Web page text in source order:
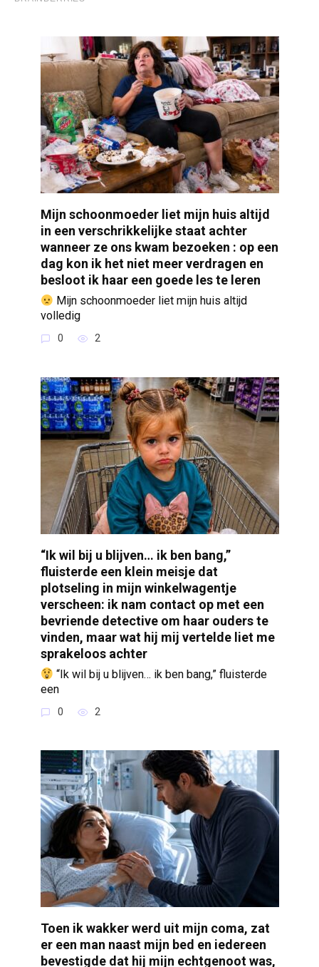
Mijn schoonmoeder liet mijn huis altijd
in een verschrikkelijke staat achter
wanneer ze ons kwam bezoeken : op een
dag kon ik het niet meer verdragen en
besloot ik haar een goede les te leren
Mijn schoonmoeder liet mijn huis altijd
volledig
0 2
“Ik wil bij u blijven… ik ben bang,”
fluisterde een klein meisje dat
plotseling in mijn winkelwagentje
verscheen: ik nam contact op met een
bevriende detective om haar ouders te
vinden, maar wat hij mij vertelde liet me
sprakeloos achter
“Ik wil bij u blijven… ik ben bang,” fluisterde
een
0 2
Toen ik wakker werd uit mijn coma, zat
er een man naast mijn bed en iedereen
bevestigde dat hij mijn echtgenoot was,